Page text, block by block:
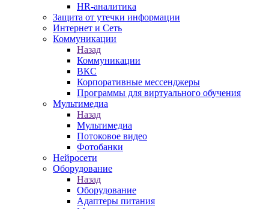
HR-аналитика
Защита от утечки информации
Интернет и Сеть
Коммуникации
Назад
Коммуникации
ВКС
Корпоративные мессенджеры
Программы для виртуального обучения
Мультимедиа
Назад
Мультимедиа
Потоковое видео
Фотобанки
Нейросети
Оборудование
Назад
Оборудование
Адаптеры питания